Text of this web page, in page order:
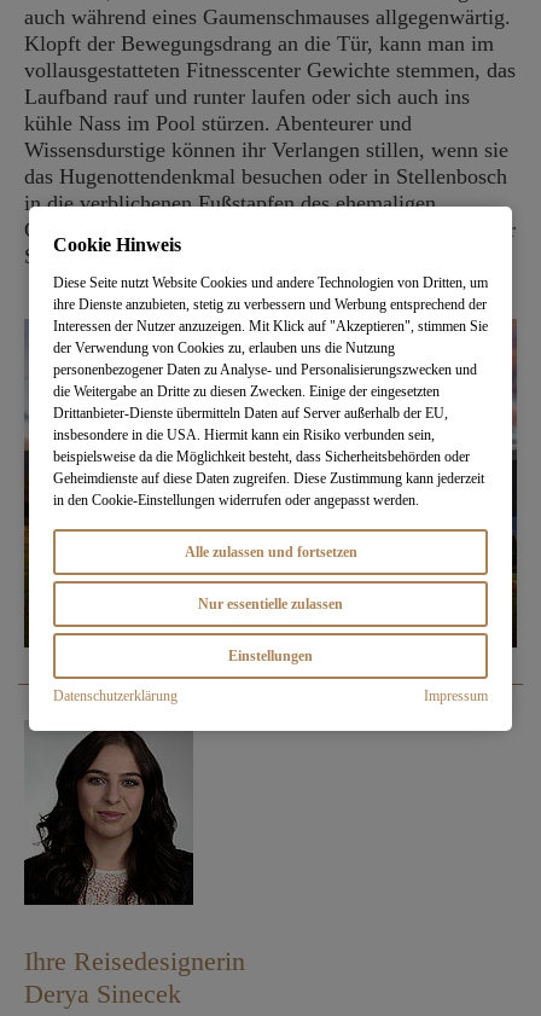
auch während eines Gaumenschmauses allgegenwärtig.
Klopft der Bewegungsdrang an die Tür, kann man im
vollausgestatteten Fitnesscenter Gewichte stemmen, das
Laufband rauf und runter laufen oder sich auch ins
kühle Nass im Pool stürzen. Abenteurer und
Wissensdurstige können ihr Verlangen stillen, wenn sie
das Hugenottendenkmal besuchen oder in Stellenbosch
in die verblichenen Fußstapfen des ehemaligen
Gouverneurs und Gründers der Siedlung Simon Van der
Stel treten.
Ihre Reisedesignerin
Derya Sinecek
Cookie Hinweis
Diese Seite nutzt Website Cookies und andere Technologien von Dritten, um
ihre Dienste anzubieten, stetig zu verbessern und Werbung entsprechend der
Interessen der Nutzer anzuzeigen. Mit Klick auf "Akzeptieren", stimmen Sie
der Verwendung von Cookies zu, erlauben uns die Nutzung
personenbezogener Daten zu Analyse- und Personalisierungszwecken und
die Weitergabe an Dritte zu diesen Zwecken. Einige der eingesetzten
Drittanbieter-Dienste übermitteln Daten auf Server außerhalb der EU,
insbesondere in die USA. Hiermit kann ein Risiko verbunden sein,
beispielsweise da die Möglichkeit besteht, dass Sicherheitsbehörden oder
Geheimdienste auf diese Daten zugreifen. Diese Zustimmung kann jederzeit
in den Cookie-Einstellungen widerrufen oder angepasst werden.
Alle zulassen und fortsetzen
Nur essentielle zulassen
Einstellungen
Datenschutzerklärung Impressum